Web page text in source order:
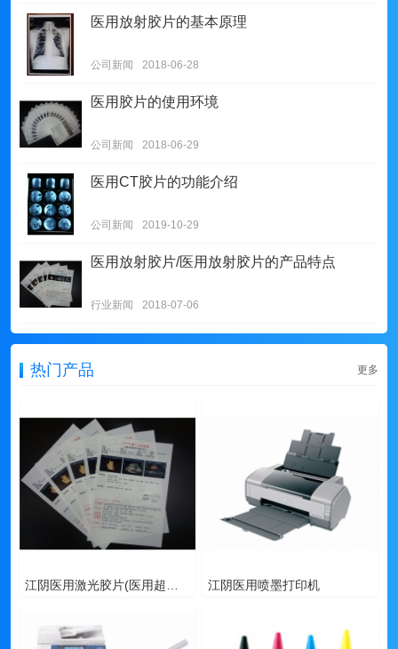
医用放射胶片的基本原理
公司新闻 2018-06-28
医用胶片的使用环境
公司新闻 2018-06-29
医用CT胶片的功能介绍
公司新闻 2019-10-29
医用放射胶片/医用放射胶片​的产品特点
行业新闻 2018-07-06
热门产品 更多
江阴医用喷墨打印机